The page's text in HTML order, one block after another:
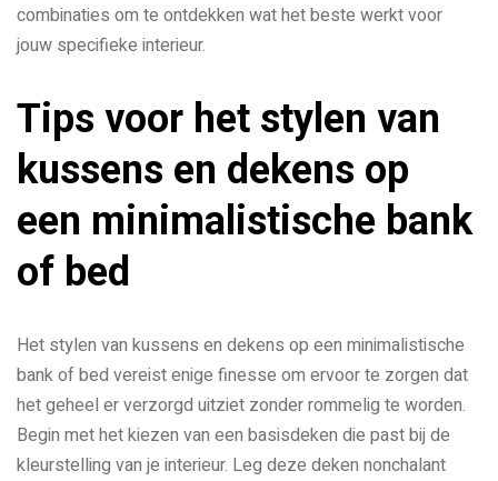
combinaties om te ontdekken wat het beste werkt voor
jouw specifieke interieur.
Tips voor het stylen van
kussens en dekens op
een minimalistische bank
of bed
Het stylen van kussens en dekens op een minimalistische
bank of bed vereist enige finesse om ervoor te zorgen dat
het geheel er verzorgd uitziet zonder rommelig te worden.
Begin met het kiezen van een basisdeken die past bij de
kleurstelling van je interieur. Leg deze deken nonchalant